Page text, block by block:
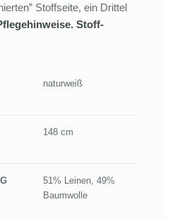
Stoffseite, ein Drittel
Stoff-
naturweiß
148 cm
51% Leinen, 49%
Baumwolle